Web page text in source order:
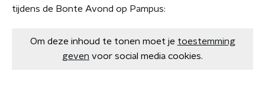
tijdens de Bonte Avond op Pampus:
Om deze inhoud te tonen moet je toestemming
geven voor social media cookies.